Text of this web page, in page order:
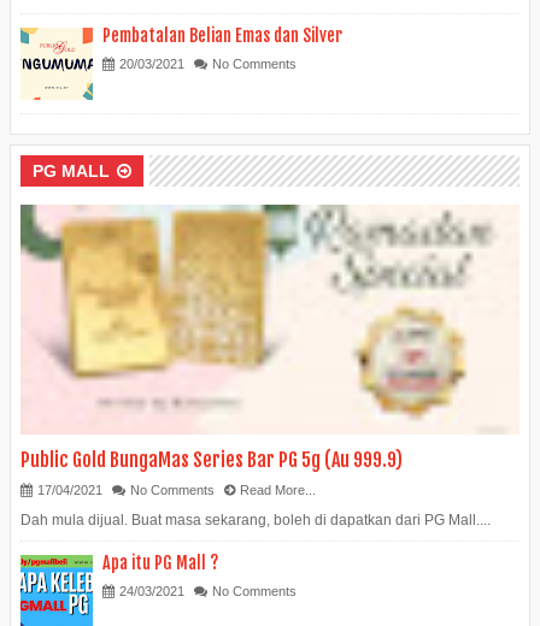
Pembatalan Belian Emas dan Silver
20/03/2021 No Comments
PG MALL
Public Gold BungaMas Series Bar PG 5g (Au 999.9)
17/04/2021 No Comments Read More...
Dah mula dijual. Buat masa sekarang, boleh di dapatkan dari PG Mall....
Apa itu PG Mall ?
24/03/2021 No Comments